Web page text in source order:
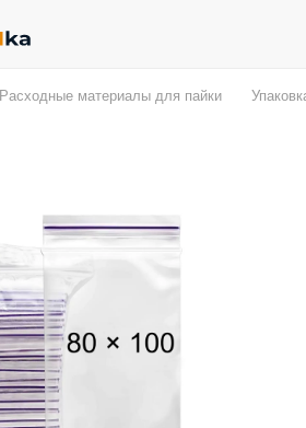
Расходные материалы для пайки